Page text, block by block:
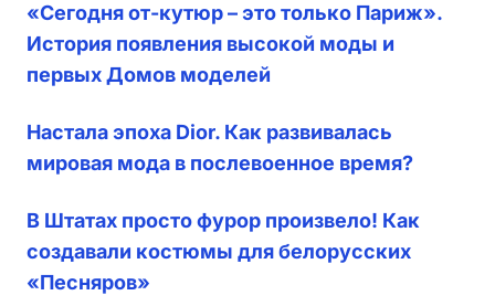
«Сегодня от-кутюр – это только Париж».
История появления высокой моды и
первых Домов моделей
Настала эпоха Dior. Как развивалась
мировая мода в послевоенное время?
В Штатах просто фурор произвело! Как
создавали костюмы для белорусских
«Песняров»